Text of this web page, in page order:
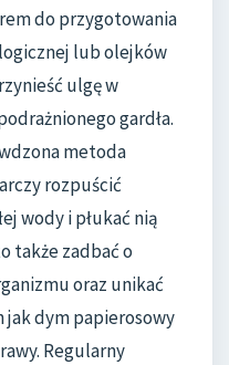
do przygotowania
lub olejków
ulgę w
gardła.
metoda
rozpuścić
wody i płukać nią
także zadbać o
oraz unikać
dym papierosowy
Regularny